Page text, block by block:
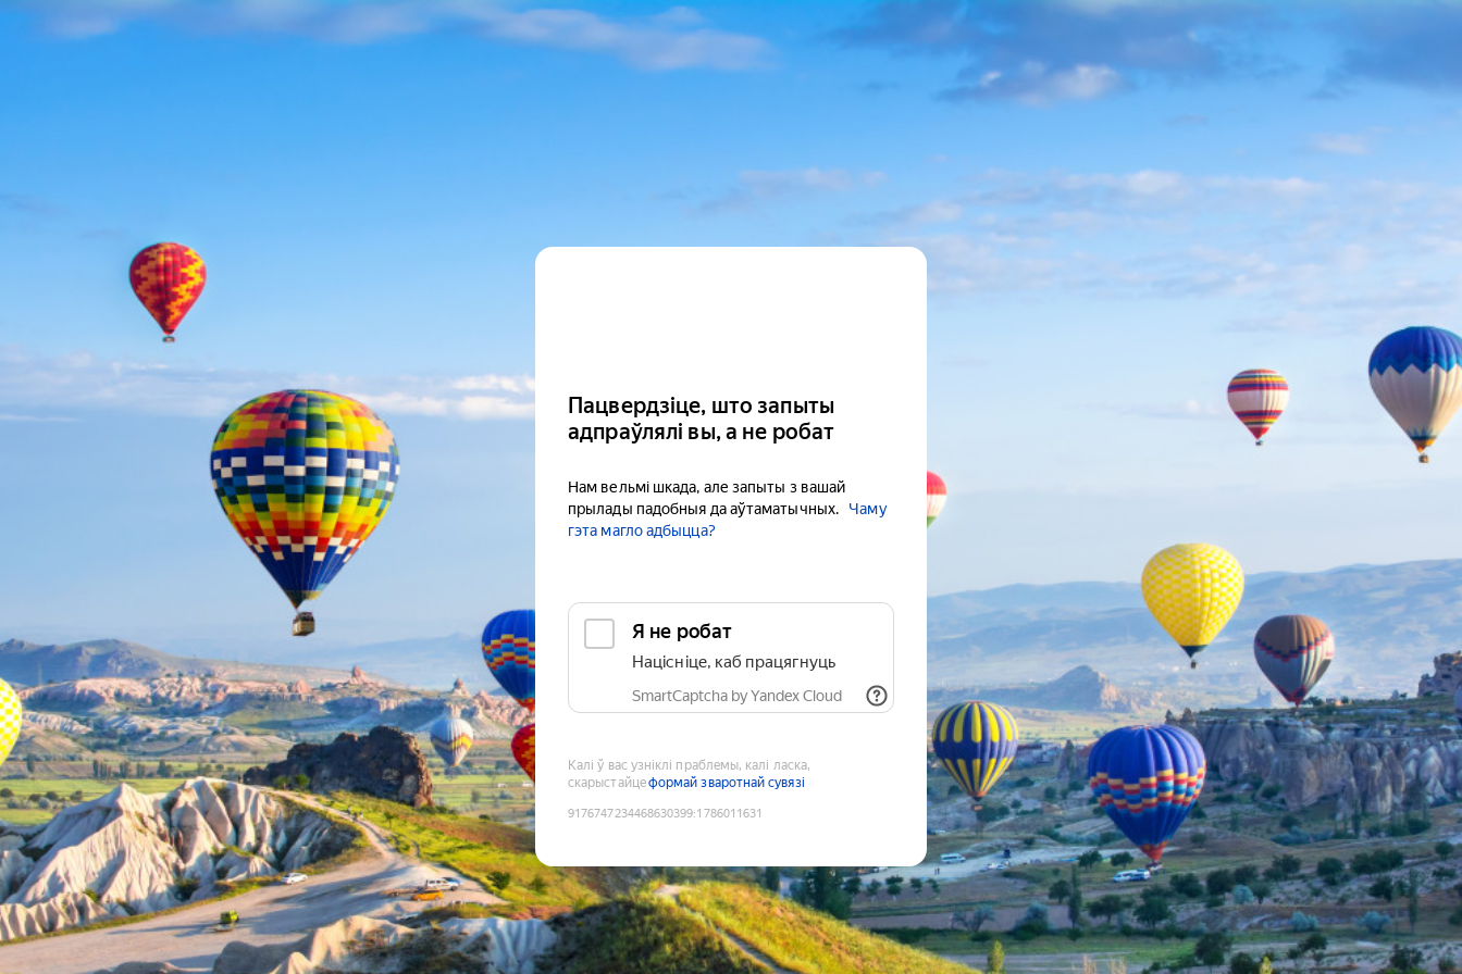
Пацвердзіце, што запыты
адпраўлялі вы, а не робат
Нам вельмі шкада, але запыты з вашай
прылады падобныя да аўтаматычных.
Чаму
гэта магло адбыцца?
Я не робат
Націсніце, каб працягнуць
SmartCaptcha by Yandex Cloud
Калі ў вас узніклі праблемы, калі ласка,
скарыстайцеформай зваротнай сувязі
9176747234468630399:1786011631